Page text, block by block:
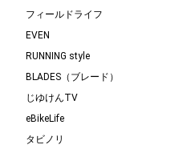
フィールドライフ
EVEN
RUNNING style
BLADES（ブレード）
じゆけんTV
eBikeLife
タビノリ